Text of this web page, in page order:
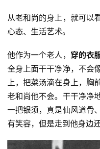
录
教
艺
术
政
策
规
从老和尚的身上，就可以
心态、生活艺术。
他作为一个老人， 穿的衣
全身上面干干净净，不会
上，把菜汤滴在身上，胸
老和尚他不会。干干净净
一把银须，真是仙风道骨
有笑容，但是走到他身边